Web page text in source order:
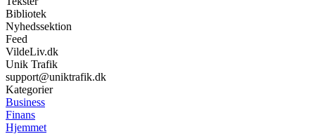
Bibliotek
Nyhedssektion
Feed
VildeLiv.dk
Unik Trafik
support@uniktrafik.dk
Kategorier
Business
Finans
Hjemmet